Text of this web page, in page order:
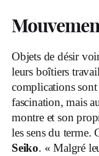
Objets de désir
leurs boîtiers
complications
fascination, mais
montre et son
les sens du terme.
Seiko. « Malgré